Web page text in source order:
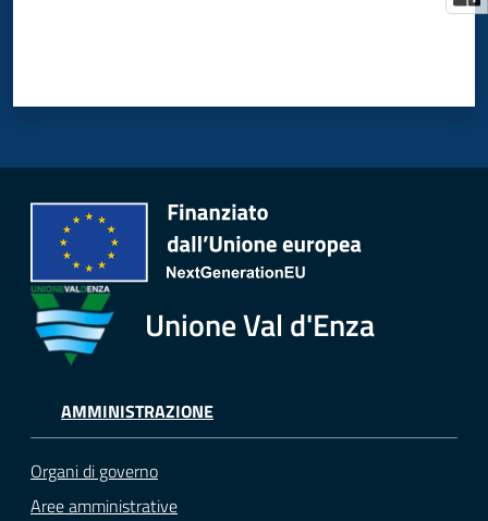
Unione Val d'Enza
AMMINISTRAZIONE
Organi di governo
Aree amministrative